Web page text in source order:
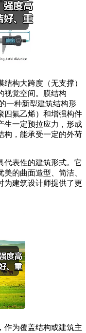
构大跨度（无支撑）
视觉空间。膜结构
一种新型建筑结构形
四氟乙烯）和增强构件
生一定预拉应力，形成
构，能承受一定的外荷
代表性的建筑形式。它
的曲面造型、简洁、
为建筑设计师提供了更
作为覆盖结构或建筑主